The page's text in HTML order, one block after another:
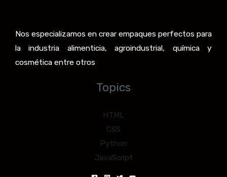
Nos especializamos en crear empaques perfectos para
la industria alimenticia, agroindustrial, química y
cosmética entre otros
Topics
HTML
CSS
Python
JavaScript